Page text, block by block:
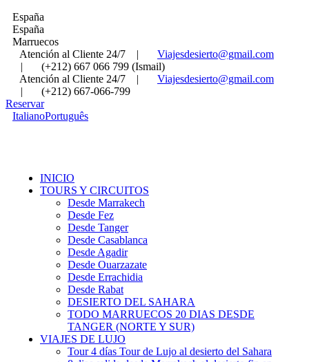
España
España
Marruecos
Atención al Cliente 24/7
|
Viajesdesierto@gmail.com
|
(+212) 667 066 799 (Ismail)
Atención al Cliente 24/7
|
Viajesdesierto@gmail.com
|
(+212) 667-066-799
Reservar
ItalianoPortuguês
INICIO
TOURS Y CIRCUITOS
Desde Marrakech
Desde Fez
Desde Tanger
Desde Casablanca
Desde Agadir
Desde Ouarzazate
Desde Errachidia
Desde Rabat
DESIERTO DEL SAHARA
TODO MARRUECOS 20 DIAS DESDE
TANGER (NORTE Y SUR)
VIAJES DE LUJO
Tour 4 días Tour de Lujo al desierto del Sahara